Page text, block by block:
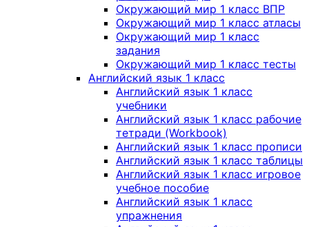
Окружающий мир 1 класс ВПР
Окружающий мир 1 класс атласы
Окружающий мир 1 класс
задания
Окружающий мир 1 класс тесты
Английский язык 1 класс
Английский язык 1 класс
учебники
Английский язык 1 класс рабочие
тетради (Workbook)
Английский язык 1 класс прописи
Английский язык 1 класс таблицы
Английский язык 1 класс игровое
учебное пособие
Английский язык 1 класс
упражнения